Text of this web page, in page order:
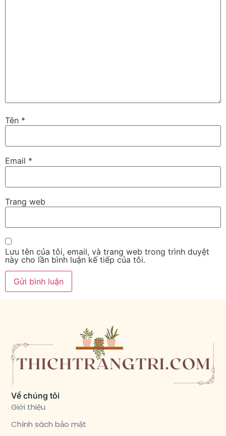
Tên *
Email *
Trang web
Lưu tên của tôi, email, và trang web trong trình duyệt
này cho lần bình luận kế tiếp của tôi.
Về chúng tôi
Giới thiệu
Chính sách bảo mật